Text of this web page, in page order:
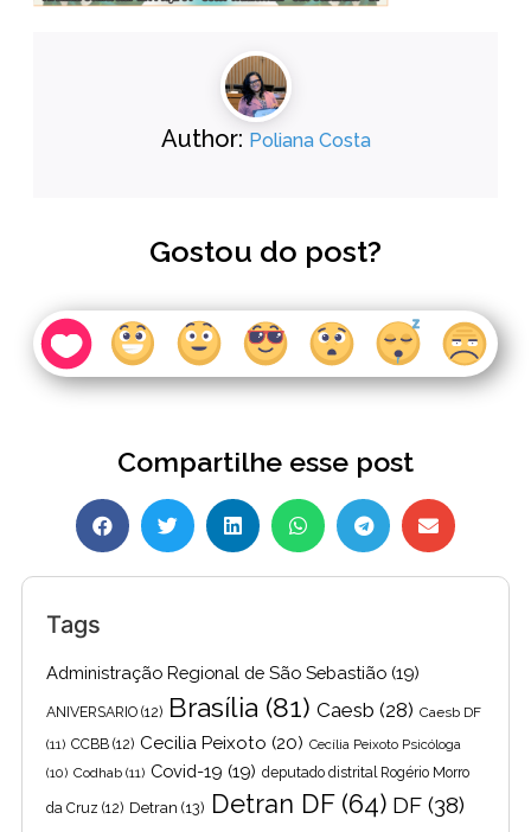
Author: Poliana Costa
Gostou do post?
Compartilhe esse post
Tags
Administração Regional de São Sebastião (19)
ANIVERSARIO (12) Brasília (81) Caesb (28) Caesb DF
(11) CCBB (12) Cecilia Peixoto (20) Cecília Peixoto Psicóloga
(10) Codhab (11) Covid-19 (19) deputado distrital Rogério Morro
da Cruz (12) Detran (13) Detran DF(64) DF (38)